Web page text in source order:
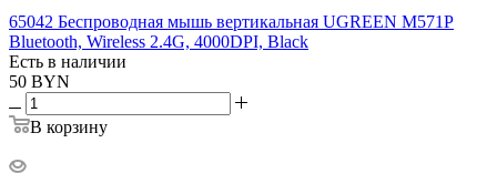
65042 Беспроводная мышь вертикальная UGREEN M571P
Bluetooth, Wireless 2.4G, 4000DPI, Black
Есть в наличии
50 BYN
В корзину